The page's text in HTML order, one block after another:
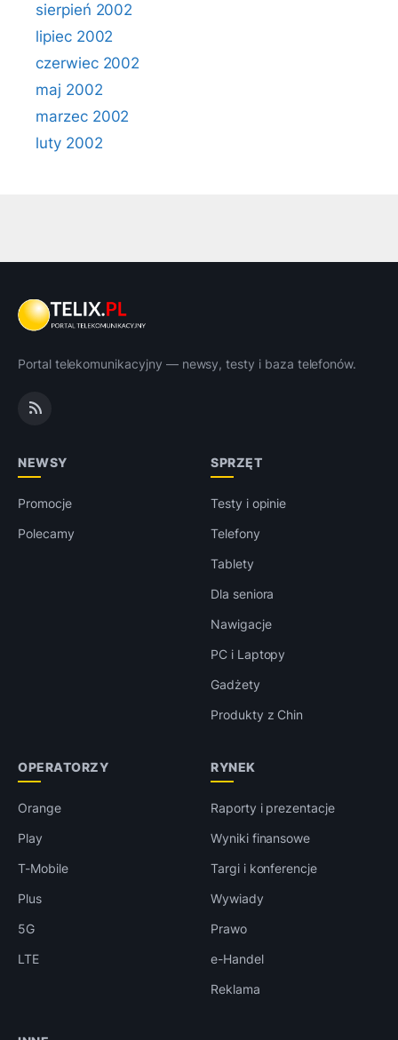
sierpień 2002
lipiec 2002
czerwiec 2002
maj 2002
marzec 2002
luty 2002
Portal telekomunikacyjny — newsy, testy i baza telefonów.
NEWSY
Promocje
Polecamy
SPRZĘT
Testy i opinie
Telefony
Tablety
Dla seniora
Nawigacje
PC i Laptopy
Gadżety
Produkty z Chin
OPERATORZY
Orange
Play
T-Mobile
Plus
5G
LTE
RYNEK
Raporty i prezentacje
Wyniki finansowe
Targi i konferencje
Wywiady
Prawo
e-Handel
Reklama